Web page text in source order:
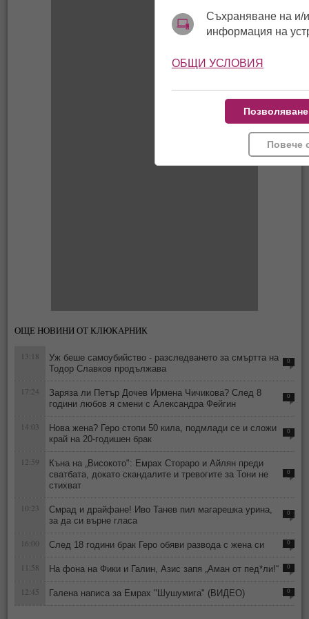
ОЩЕ НОВИНИ ОТ КЛЮКАРНИК
13:18
Уж беше самоубийство - разследването за смъртта на
Тодор Славков продължава
0
17:24
Заряза ли Петър Дочев Ирмена Чичикова? След 8
години любов я смени с Александра Фейгин
0
14:03
Нова жена? Геро стопи 50 кила, подмлади се и сложи
край на 20-годишен брак
0
12:59
Къна на „Високото": Емрах Стораро и Айлян преди
сватбата, докато скандалите и тревогите за Тони не
стихват
0
10:23
Смрад и драйфане! Иво Танев пил магарешка урина,
за да си върне гласа
0
16:00 След 18 години брак Геро обяви развода с жена си 0
11:58 На фона на Фики и Галин, Азис запя „Аман от пед*ли!“ 0
12:45 Галена написа за Емрах "Шушумига" (ВИДЕО) 0
Съхраняване на и/
информация на
ОБЩИ УСЛОВИЯ
Повече